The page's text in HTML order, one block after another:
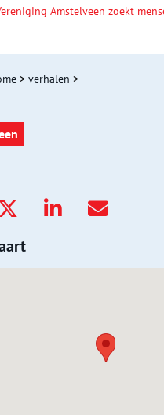
Amstelveen zoekt
> verhalen >